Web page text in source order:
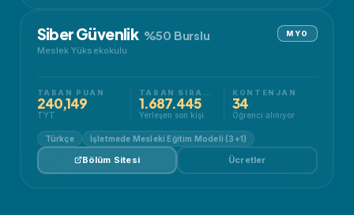
Siber Güvenlik %50 Burslu
Meslek Yüksekokulu
MYO
TABAN PUAN
240,149
TYT
1.687.445
Yerleşen son kişi
KONTENJAN
34
Öğrenci alınıyor
Türkçe İşletmede Mesleki Eğitim Modeli (3+1)
Bölüm Sitesi Ücretler